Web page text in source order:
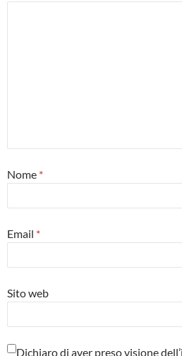
Nome *
Email *
Sito web
Dichiaro di aver preso visione